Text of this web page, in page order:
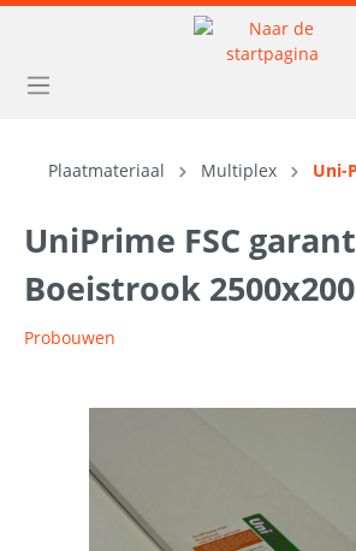
Plaatmateriaal Multiplex Uni-
UniPrime FSC garant
Boeistrook 2500x200
Probouwen